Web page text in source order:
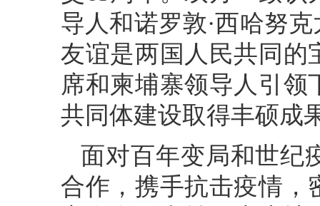
导人和诺罗敦·西哈努
友谊是两国人民共同的
席和柬埔寨领导人引
共同体建设取得丰硕成
面对百年变局和世纪
合作，携手抗击疫情，